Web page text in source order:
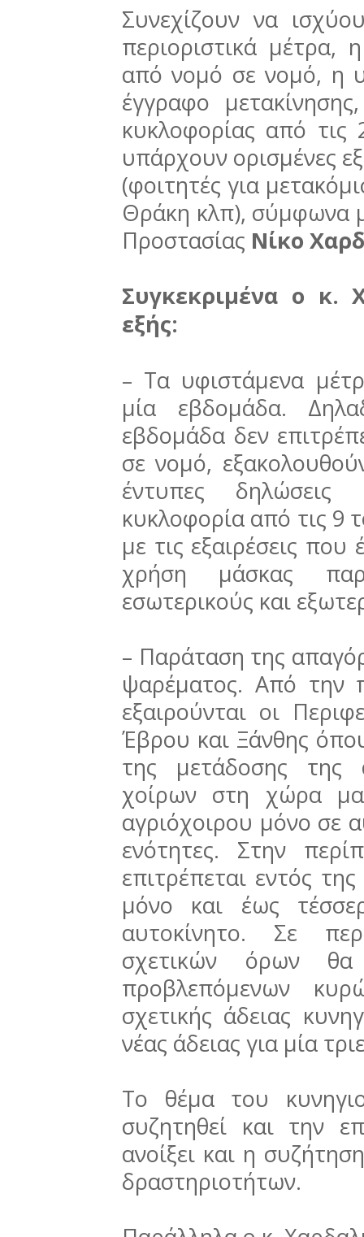
Συνεχίζουν να
περιοριστικά μέτρα,
από νομό σε νομό, η
έγγραφο
κυκλοφορίας από
υπάρχουν ορισμένες
(φοιτητές για
Θράκη κλπ), σύμφωνα
Προστασίας Νίκο
Συγκεκριμένα ο κ.
εξής:
– Τα υφιστάμενα
μία εβδομάδα.
εβδομάδα δεν
σε νομό,
έντυπες
κυκλοφορία από τις 9
με τις εξαιρέσεις
χρήση μάσκας
εσωτερικούς και
– Παράταση της
ψαρέματος. Από την
εξαιρούνται οι
Έβρου και Ξάνθης
της μετάδοσης της
χοίρων στη χώρα
αγριόχοιρου μόνο σε
ενότητες. Στην
επιτρέπεται εντός
μόνο και έως
αυτοκίνητο. Σε
σχετικών όρων θα
προβλεπόμενων
σχετικής άδειας
νέας άδειας για μία
Το θέμα του
συζητηθεί και την
ανοίξει και η
δραστηριοτήτων.